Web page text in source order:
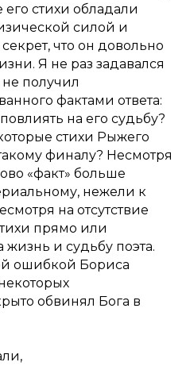
стихи обладали
силой и
что он довольно
Я не раз задавался
получил
фактами ответа:
на его судьбу?
стихи Рыжего
финалу? Несмотря
«факт» больше
нежели к
на отсутствие
прямо или
и судьбу поэта.
ошибкой Бориса
обвинял Бога в